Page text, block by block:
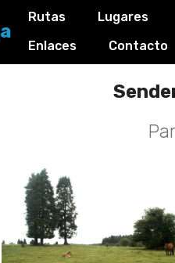
Rutas Lugares
Enlaces
Contacto